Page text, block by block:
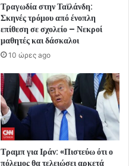
Τραγωδία στην Ταϊλάνδη:
Σκηνές τρόμου από ένοπλη
επίθεση σε σχολείο – Νεκροί
μαθητές και δάσκαλοι
10 ώρες ago
Τραμπ για Ιράν: «Πιστεύω ότι ο
πόλεμος θα τελειώσει αρκετά